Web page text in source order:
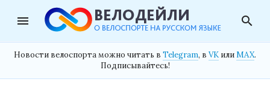
menu search
Новости велоспорта можно читать в Telegram, в VK илиMAX.
Подписывайтесь!